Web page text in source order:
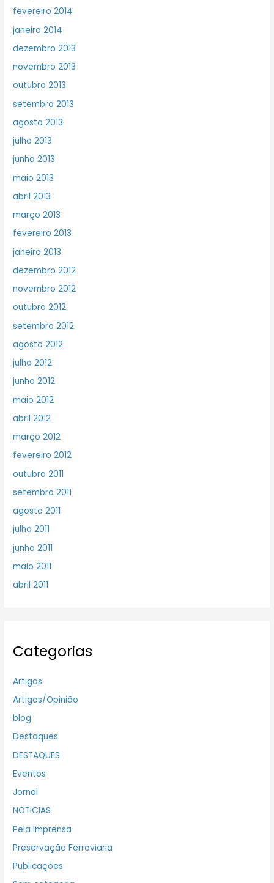
fevereiro 2014
janeiro 2014
dezembro 2013
novembro 2013
outubro 2013
setembro 2013
agosto 2013
julho 2013
junho 2013
maio 2013
abril 2013
março 2013
fevereiro 2013
janeiro 2013
dezembro 2012
novembro 2012
outubro 2012
setembro 2012
agosto 2012
julho 2012
junho 2012
maio 2012
abril 2012
março 2012
fevereiro 2012
outubro 2011
setembro 2011
agosto 2011
julho 2011
junho 2011
maio 2011
abril 2011
Categorias
Artigos
Artigos/Opinião
blog
Destaques
DESTAQUES
Eventos
Jornal
NOTICIAS
Pela Imprensa
Preservação Ferroviaria
Publicações